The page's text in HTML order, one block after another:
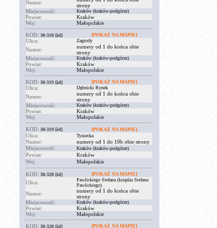
Numer:
strony
Miejscowość:
Kraków (kraków-podgórze)
Powiat:
Kraków
Woj:
Małopolskie
KOD: 30-318 [id] [POKAŻ NA MAPIE]
Ulica: Zagrody
Numer:
numery od 1 do końca obie
strony
Miejscowość:
Kraków (kraków-podgórze)
Powiat:
Kraków
Woj:
Małopolskie
KOD: 30-319 [id] [POKAŻ NA MAPIE]
Ulica: Dębnicki Rynek
Numer:
numery od 1 do końca obie
strony
Miejscowość:
Kraków (kraków-podgórze)
Powiat:
Kraków
Woj:
Małopolskie
KOD: 30-319 [id] [POKAŻ NA MAPIE]
Ulica: Tyniecka
Numer:
numery od 1 do 10b obie strony
Miejscowość:
Kraków (kraków-podgórze)
Powiat:
Kraków
Woj:
Małopolskie
KOD: 30-320 [id] [POKAŻ NA MAPIE]
Ulica:
Pawlickiego Stefana (księdza Stefana
Pawlickiego)
Numer:
numery od 1 do końca obie
strony
Miejscowość:
Kraków (kraków-podgórze)
Powiat:
Kraków
Woj:
Małopolskie
KOD: 30-320 [id] [POKAŻ NA MAPIE]